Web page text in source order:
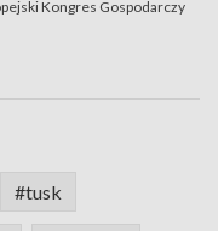
Kongres Gospodarczy
#tusk